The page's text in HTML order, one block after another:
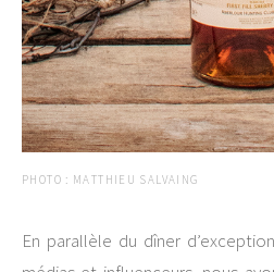
PHOTO : MATTHIEU SALVAING
En parallèle du dîner